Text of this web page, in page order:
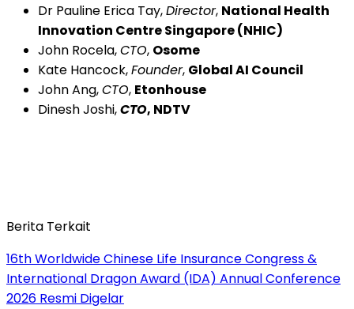
Dr Pauline Erica Tay,Director, National Health
Innovation Centre Singapore (NHIC)
John Rocela,CTO, Osome
Kate Hancock,Founder, Global AI Council
John Ang,CTO, Etonhouse
Dinesh Joshi,CTO, NDTV
Berita Terkait
16th Worldwide Chinese Life Insurance Congress &
International Dragon Award (IDA) Annual Conference
2026 Resmi Digelar